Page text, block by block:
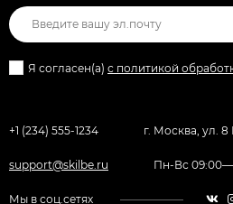
Я согласен(a) с политикой
+1 (234) 555-1234 г. Москва, ул. 8
support@skilbe.ru Пн-Вс
Мы в соц.сетях